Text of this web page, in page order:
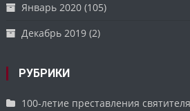
Январь 2020 (105)
Декабрь 2019 (2)
РУБРИКИ
100-летие преставления